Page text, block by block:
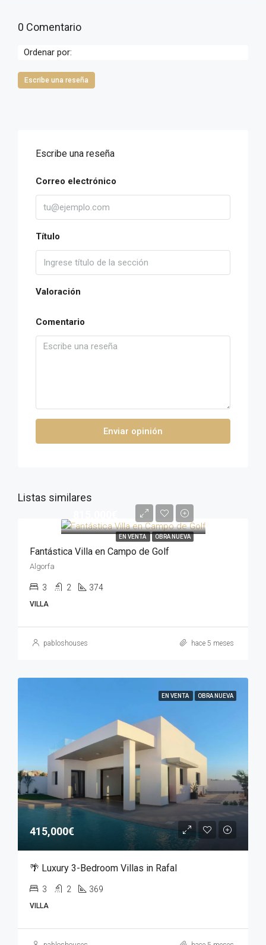
0 Comentario
Ordenar por:
Escribe una reseña
Escribe una reseña
Correo electrónico
Título
Valoración
Comentario
Enviar opinión
Listas similares
EN VENTA OBRA NUEVA
Fantástica Villa en Campo de Golf
Algorfa
3 2 374
VILLA
pabloshouses hace 5 meses
EN VENTA OBRA NUEVA
415,000€
🌴 Luxury 3-Bedroom Villas in Rafal
3 2 369
VILLA